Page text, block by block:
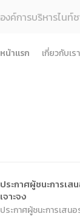
องค์การบริหารไนท์
หน้าแรก เกี่ยวกับเรา
ข้อมู
ประกาศผู้ชนะการเส
เจาะจง
ประกาศผู้ชนะการเสน